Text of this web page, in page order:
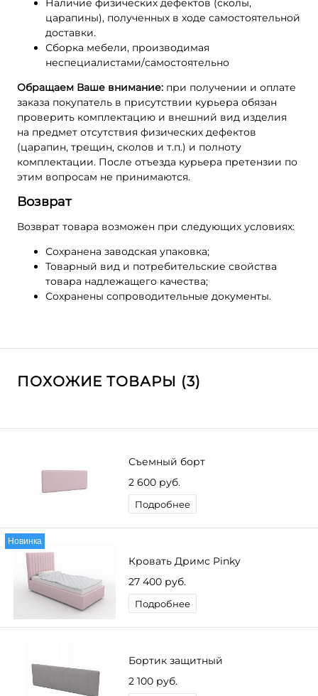
Наличие физических дефектов (сколы,
царапины), полученных в ходе самостоятельной
доставки.
Сборка мебели, производимая
неспециалистами/самостоятельно
Обращаем Ваше внимание: при получении и оплате
заказа покупатель в присутствии курьера обязан
проверить комплектацию и внешний вид изделия
на предмет отсутствия физических дефектов
(царапин, трещин, сколов и т.п.) и полноту
комплектации. После отъезда курьера претензии по
этим вопросам не принимаются.
Возврат
Возврат товара возможен при следующих условиях:
Сохранена заводская упаковка;
Товарный вид и потребительские свойства
товара надлежащего качества;
Сохранены сопроводительные документы.
ПОХОЖИЕ ТОВАРЫ (3)
Съемный борт
2 600 руб.
Подробнее
Новинка
Кровать Дримс Pinky
27 400 руб.
Подробнее
Бортик защитный
2 100 руб.